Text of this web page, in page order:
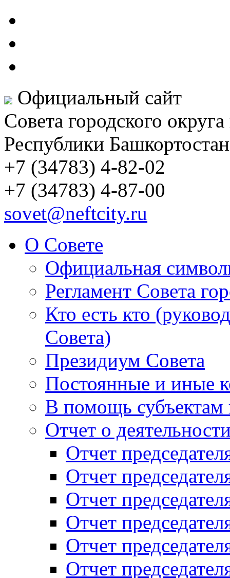
Официальный сайт
Совета городского
Республики Башкортостан
+7 (34783) 4-82-02
+7 (34783) 4-87-00
sovet@neftcity.ru
О Совете
Официальная
Регламент Совета
Кто есть кто
Совета)
Президиум Совета
Постоянные и иные
В помощь субъектам
Отчет о
Отчет
Отчет
Отчет
Отчет
Отчет
Отчет